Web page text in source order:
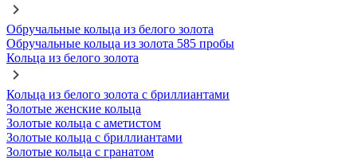
Обручальные кольца из белого золота
Обручальные кольца из золота 585 пробы
Кольца из белого золота
Кольца из белого золота с бриллиантами
Золотые женские кольца
Золотые кольца с аметистом
Золотые кольца с бриллиантами
Золотые кольца с гранатом